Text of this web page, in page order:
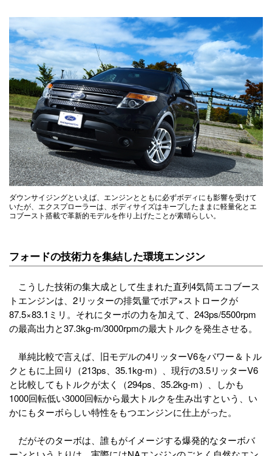
ダウンサイジングといえば、エンジンとともに必ずボディにも影響を受けて
いたが、エクスプローラーは、ボディサイズはキープしたままに軽量化とエ
コブースト搭載で革新的モデルを作り上げたことが素晴らしい。
フォードの技術力を集結した環境エンジン
こうした技術の集大成として生まれた直列4気筒エコブース
トエンジンは、2リッターの排気量でボア×ストロークが
87.5×83.1ミリ。それにターボの力を加えて、243ps/5500rpm
の最高出力と37.3kg-m/3000rpmの最大トルクを発生させる。
単純比較で言えば、旧モデルの4リッターV6をパワー＆トル
クともに上回り（213ps、35.1kg-m）、現行の3.5リッターV6
と比較してもトルクが太く（294ps、35.2kg-m）、しかも
1000回転低い3000回転から最大トルクを生み出すという、い
かにもターボらしい特性をもつエンジンに仕上がった。
だがそのターボは、誰もがイメージする爆発的なターボバ